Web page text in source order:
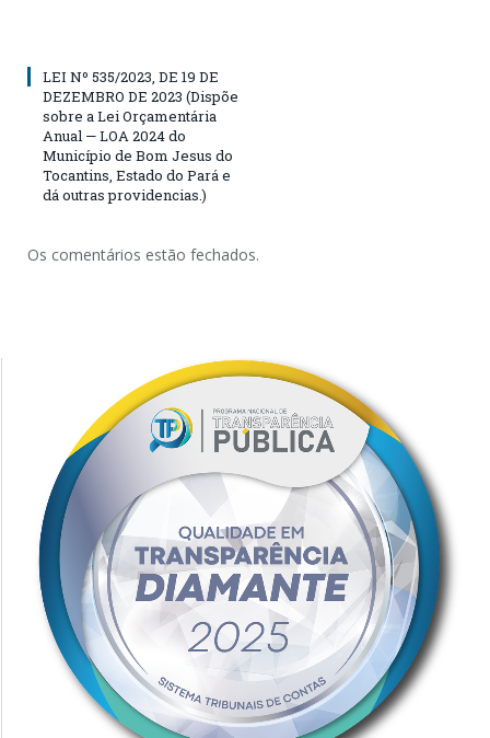
LEI Nº 535/2023, DE 19 DE
DEZEMBRO DE 2023 (Dispõe
sobre a Lei Orçamentária
Anual — LOA 2024 do
Município de Bom Jesus do
Tocantins, Estado do Pará e
dá outras providencias.)
Os comentários estão fechados.